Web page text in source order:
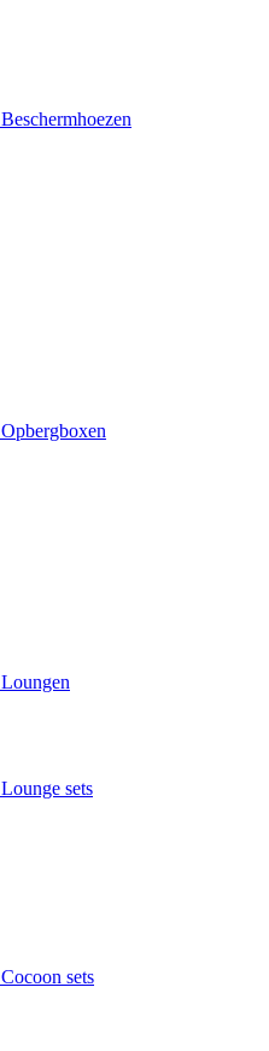
Beschermhoezen
Opbergboxen
Loungen
Lounge sets
Cocoon sets